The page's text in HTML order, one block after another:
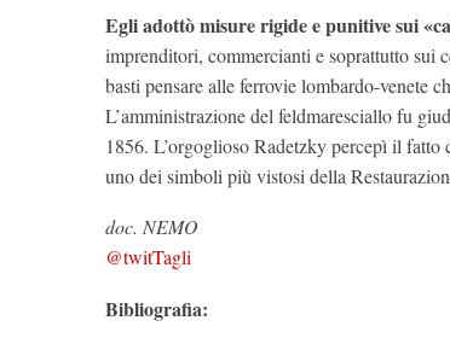
Egli adottò misure rigide e punitive sui
imprenditori, commercianti e soprattutto sui
basti pensare alle ferrovie lombardo-venete
L’amministrazione del feldmaresciallo fu
1856. L’orgoglioso Radetzky percepì il
uno dei simboli più vistosi della
doc. NEMO
@twitTagli
Bibliografia: